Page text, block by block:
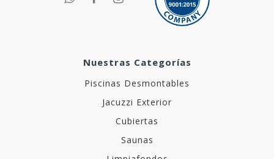
Nuestras Categorías
Piscinas Desmontables
Jacuzzi Exterior
Cubiertas
Saunas